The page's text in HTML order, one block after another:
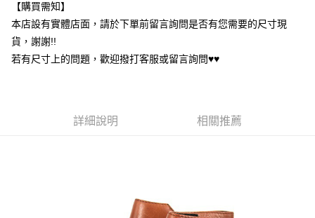
宅配
每筆NT$80，滿NT$1,000(含以上)免運費
【購買需知】
本店設有實體店面，請於下單前留言詢問是否有您需要的尺寸現
貨，謝謝!!
若有尺寸上的問題，歡迎撥打客服或留言詢問♥♥
詳細說明 相關推薦